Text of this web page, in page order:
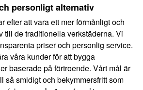
personligt alternativ
efter att vara ett mer förmånligt och
till de traditionella verkstäderna. Vi
priser och personlig service.
våra kunder för att bygga
baserade på förtroende. Vårt mål är
så smidigt och bekymmersfritt som